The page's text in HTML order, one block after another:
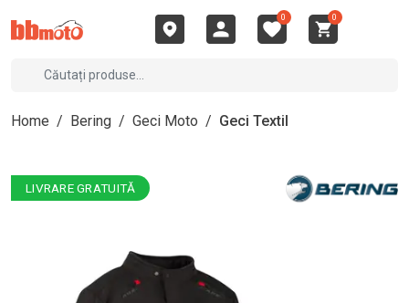
0 0
Home / Bering / Geci Moto / Geci Textil
LIVRARE GRATUITĂ